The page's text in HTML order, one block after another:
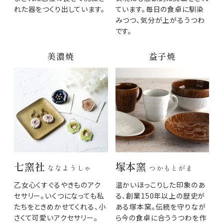
れた器をつくり出しています。
ています。毎日の食卓に馴染
みつつ、気分が上がるうつわ
です。
美濃焼
七窯社 ななようしゃ
乙女心くすぐるやきものアク
セサリー。いくつになっても私
たちをときめかせてくれる、小
さくて可愛いアクセサリー。
益子焼
塚本窯 つかもとがま
温かいほっこりした印象のあ
る、創業150年以上の歴史が
ある塚本窯。伝統を守りなが
ら今の食卓に合ううつわを作